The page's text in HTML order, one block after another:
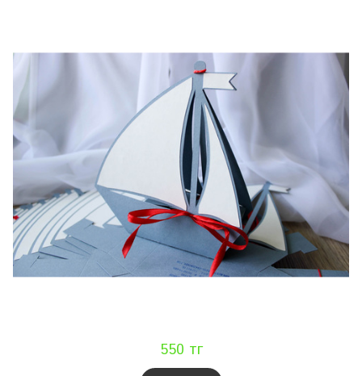
550 тг